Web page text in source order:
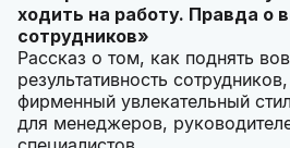
ходить на работу. Правда о
сотрудников»
Рассказ о том, как поднять
результативность
фирменный увлекательный
для менеджеров,